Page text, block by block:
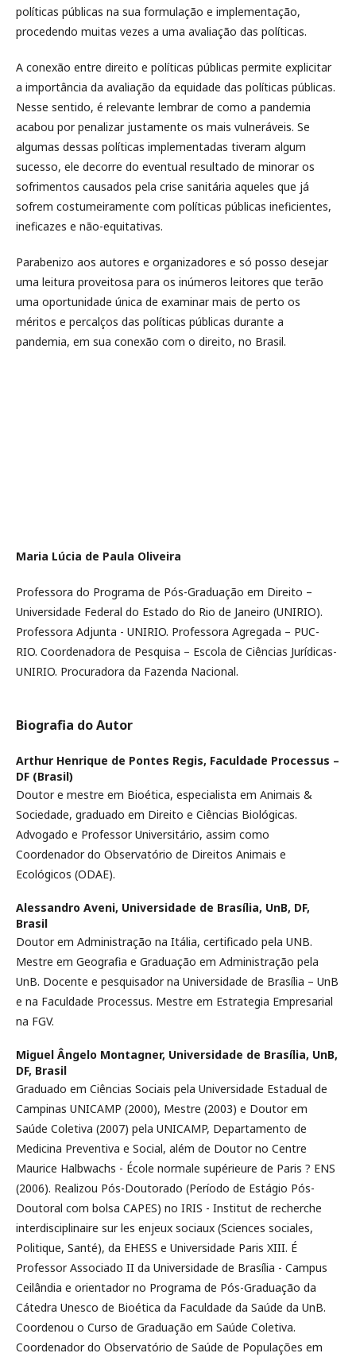
políticas públicas na sua formulação e implementação,
procedendo muitas vezes a uma avaliação das políticas.
A conexão entre direito e políticas públicas permite explicitar
a importância da avaliação da equidade das políticas públicas.
Nesse sentido, é relevante lembrar de como a pandemia
acabou por penalizar justamente os mais vulneráveis. Se
algumas dessas políticas implementadas tiveram algum
sucesso, ele decorre do eventual resultado de minorar os
sofrimentos causados pela crise sanitária aqueles que já
sofrem costumeiramente com políticas públicas ineficientes,
ineficazes e não-equitativas.
Parabenizo aos autores e organizadores e só posso desejar
uma leitura proveitosa para os inúmeros leitores que terão
uma oportunidade única de examinar mais de perto os
méritos e percalços das políticas públicas durante a
pandemia, em sua conexão com o direito, no Brasil.
Maria Lúcia de Paula Oliveira
Professora do Programa de Pós-Graduação em Direito –
Universidade Federal do Estado do Rio de Janeiro (UNIRIO).
Professora Adjunta - UNIRIO. Professora Agregada – PUC-
RIO. Coordenadora de Pesquisa – Escola de Ciências Jurídicas-
UNIRIO. Procuradora da Fazenda Nacional.
Biografia do Autor
Arthur Henrique de Pontes Regis, Faculdade Processus –
DF (Brasil)
Doutor e mestre em Bioética, especialista em Animais &
Sociedade, graduado em Direito e Ciências Biológicas.
Advogado e Professor Universitário, assim como
Coordenador do Observatório de Direitos Animais e
Ecológicos (ODAE).
Alessandro Aveni, Universidade de Brasília, UnB, DF,
Brasil
Doutor em Administração na Itália, certificado pela UNB.
Mestre em Geografia e Graduação em Administração pela
UnB. Docente e pesquisador na Universidade de Brasília – UnB
e na Faculdade Processus. Mestre em Estrategia Empresarial
na FGV.
Miguel Ângelo Montagner, Universidade de Brasília, UnB,
DF, Brasil
Graduado em Ciências Sociais pela Universidade Estadual de
Campinas UNICAMP (2000), Mestre (2003) e Doutor em
Saúde Coletiva (2007) pela UNICAMP, Departamento de
Medicina Preventiva e Social, além de Doutor no Centre
Maurice Halbwachs - École normale supérieure de Paris ? ENS
(2006). Realizou Pós-Doutorado (Período de Estágio Pós-
Doutoral com bolsa CAPES) no IRIS - Institut de recherche
interdisciplinaire sur les enjeux sociaux (Sciences sociales,
Politique, Santé), da EHESS e Universidade Paris XIII. É
Professor Associado II da Universidade de Brasília - Campus
Ceilândia e orientador no Programa de Pós-Graduação da
Cátedra Unesco de Bioética da Faculdade da Saúde da UnB.
Coordenou o Curso de Graduação em Saúde Coletiva.
Coordenador do Observatório de Saúde de Populações em